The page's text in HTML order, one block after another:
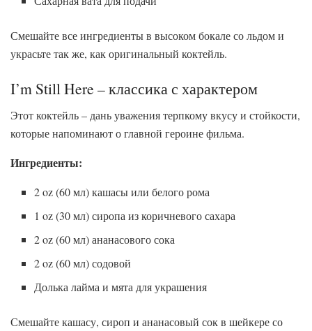
Смешайте все ингредиенты в высоком бокале со льдом и
украсьте так же, как оригинальный коктейль.
I’m Still Here – классика с характером
Этот коктейль – дань уважения терпкому вкусу и стойкости,
которые напоминают о главной героине фильма.
Ингредиенты:
2 oz (60 мл) кашасы или белого рома
1 oz (30 мл) сиропа из коричневого сахара
2 oz (60 мл) ананасового сока
2 oz (60 мл) содовой
Долька лайма и мята для украшения
Смешайте кашасу, сироп и ананасовый сок в шейкере со